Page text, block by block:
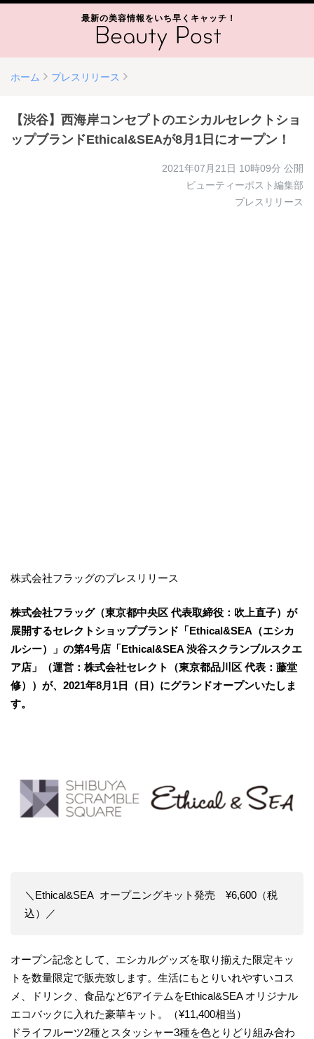
最新の美容情報をいち早くキャッチ！
ホーム プレスリリース
【渋谷】西海岸コンセプトのエシカルセレクトショ
ップブランドEthical&SEAが8月1日にオープン！
2021年07月21日 10時09分 公開
ビューティーポスト編集部
プレスリリース
株式会社フラッグのプレスリリース
株式会社フラッグ（東京都中央区 代表取締役：吹上直子）が
展開するセレクトショップブランド「Ethical&SEA（エシカ
ルシー）」の第4号店「Ethical&SEA 渋谷スクランブルスクエ
ア店」（運営：株式会社セレクト（東京都品川区 代表：藤堂
修））が、2021年8月1日（日）にグランドオープンいたしま
す。
＼Ethical&SEA オープニングキット発売 ¥6,600（税
込）／
オープン記念として、エシカルグッズを取り揃えた限定キッ
トを数量限定で販売致します。生活にもとりいれやすいコス
メ、ドリンク、食品など6アイテムをEthical&SEA オリジナル
エコバックに入れた豪華キット。（¥11,400相当）
ドライフルーツ2種とスタッシャー3種を色とりどり組み合わ